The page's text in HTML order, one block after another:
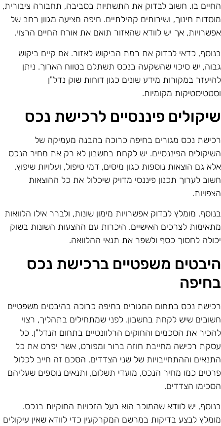
בו. חשוב לבדוק את התשתיות בסביבה, תחבורה ציבורית,
חינוך, ושירותים קהילתיים. חיפה מציעה מגוון רחב של
אך יש לוודא שהאזור תואם את אורח החיים הרצוי.
כדאי לבדוק את רמת הביקוש לאזור. אם קיים ביקוש
יש סיכוי שהשקעה בנכס תשתלם בטווח הארוך. ניתן
במקורות מידע שונים כגון דוחות שוק נדל"ן
מקומיות.
פיננסיים לרכישת נכס
נכס מגורים בחיפה כרוכה בהבנה מעמיקה של
הפיננסיים. יש לקחת בחשבון לא רק את מחיר הנכס
גם הוצאות נוספות כגון מיסים, דמי טיפול, ועלויות שיפוץ.
לערוך תכנון פיננסי מדויק שיכלול את כל ההוצאות
מומלץ לבדוק אפשרויות מימון שונות, ולברר אילו הלוואות
לצרכים האישיים. היכרות עם ההצעות השונות בשוק
לחסוך כסף ולשפר את תנאי ההלוואה.
משפטיים ברכישת נכס
נכס בתחום המגורים בחיפה כרוכה בהיבטים משפטיים
שיש לקחת בחשבון. לפני שמתחילים בתהליך, רצוי
את הסכמים והחוקים הרלוונטיים בתחום הנדל"ן. כל
רכישה מחייבת חוזה ברור ומפורט, אשר יפרט את כל
וההתחייבויות של שני הצדדים. הסכם זה חייב לכלול
כמו מחיר הנכס, מועדי תשלום, ותנאים נוספים שעליהם
הצדדים.
יש לוודא שהמוכר הוא בעל הזכויות החוקיות בנכס.
לבצע בדיקות במרשם המקרקעין כדי לוודא שאין עיקולים